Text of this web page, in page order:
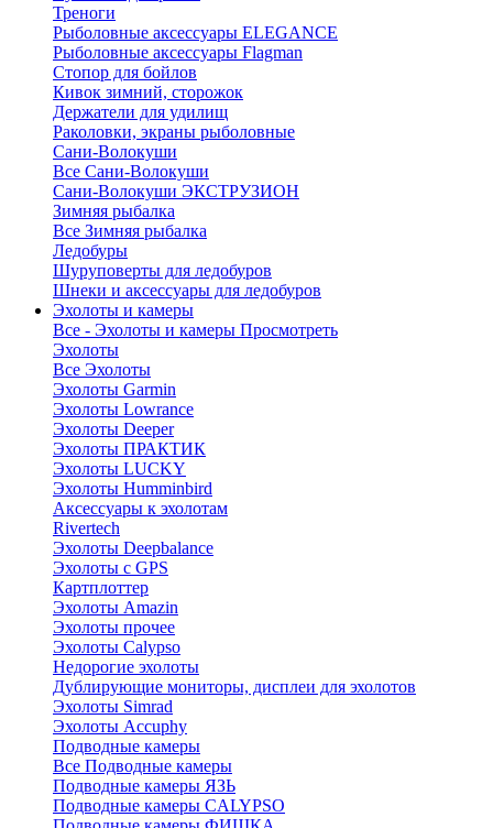
Треноги
Рыболовные аксессуары ELEGANCE
Рыболовные аксессуары Flagman
Стопор для бойлов
Кивок зимний, сторожок
Держатели для удилищ
Раколовки, экраны рыболовные
Сани-Волокуши
Все Сани-Волокуши
Сани-Волокуши ЭКСТРУЗИОН
Зимняя рыбалка
Все Зимняя рыбалка
Ледобуры
Шуруповерты для ледобуров
Шнеки и аксессуары для ледобуров
Эхолоты и камеры
Все - Эхолоты и камеры Просмотреть
Эхолоты
Все Эхолоты
Эхолоты Garmin
Эхолоты Lowrance
Эхолоты Deeper
Эхолоты ПРАКТИК
Эхолоты LUCKY
Эхолоты Humminbird
Аксессуары к эхолотам
Rivertech
Эхолоты Deepbalance
Эхолоты с GPS
Картплоттер
Эхолоты Amazin
Эхолоты прочее
Эхолоты Calypso
Недорогие эхолоты
Дублирующие мониторы, дисплеи для эхолотов
Эхолоты Simrad
Эхолоты Accuphy
Подводные камеры
Все Подводные камеры
Подводные камеры ЯЗЬ
Подводные камеры CALYPSO